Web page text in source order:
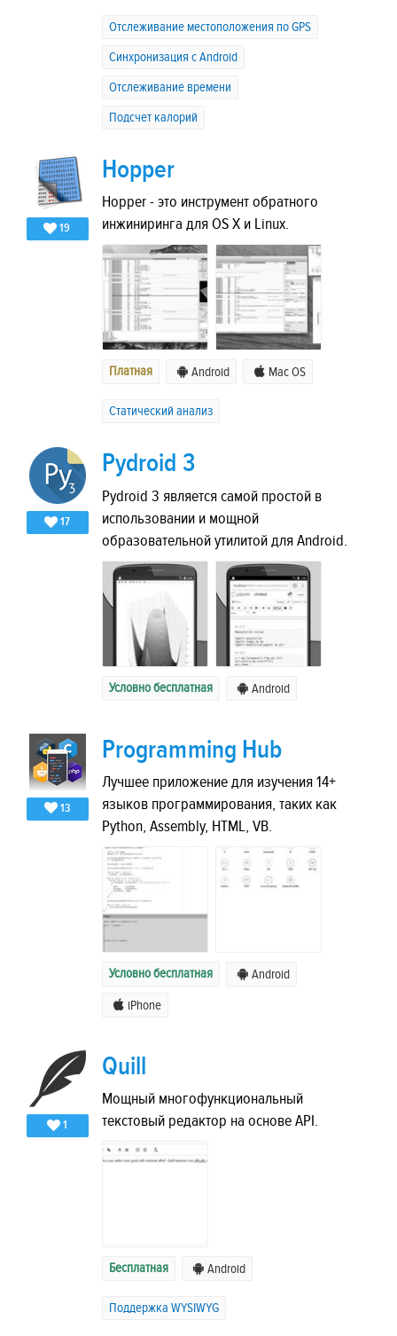
Отслеживание местоположения по GPS
Синхронизация с Android
Отслеживание времени
Подсчет калорий
19
Hopper
Hopper - это инструмент обратного
инжиниринга для OS X и Linux.
Платная Android Mac OS
Статический анализ
17
Pydroid 3
Pydroid 3 является самой простой в
использовании и мощной
образовательной утилитой для Android.
Условно бесплатная Android
13
Programming Hub
Лучшее приложение для изучения 14+
языков программирования, таких как
Python, Assembly, HTML, VB.
Условно бесплатная Android
iPhone
1
Quill
Мощный многофункциональный
текстовый редактор на основе API.
Бесплатная Android
Поддержка WYSIWYG